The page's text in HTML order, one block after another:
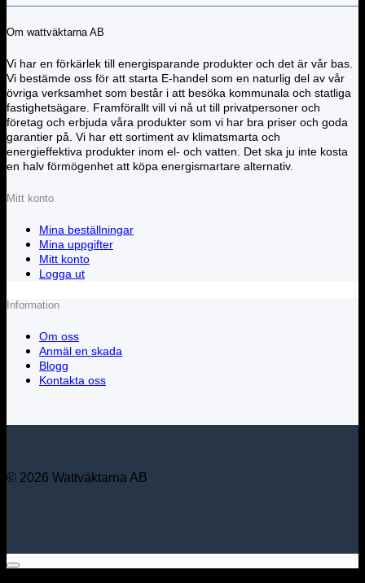
Om wattväktarna AB
Vi har en förkärlek till energisparande produkter och det är vår bas.
Vi bestämde oss för att starta E-handel som en naturlig del av vår
övriga verksamhet som består i att besöka kommunala och statliga
fastighetsägare. Framförallt vill vi nå ut till privatpersoner och
företag och erbjuda våra produkter som vi har bra priser och goda
garantier på. Vi har ett sortiment av klimatsmarta och
energieffektiva produkter inom el- och vatten. Det ska ju inte kosta
en halv förmögenhet att köpa energismartare alternativ.
Mitt konto
Mina beställningar
Mina uppgifter
Mitt konto
Logga ut
Information
Om oss
Anmäl en skada
Blogg
Kontakta oss
© 2026 Wattväktarna AB